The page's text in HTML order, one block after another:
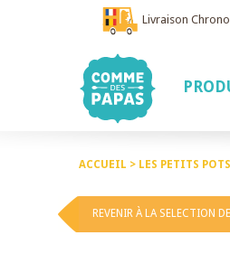
Livraison
ACCUEIL > LES PETITS POTS
REVENIR À LA SELECTION